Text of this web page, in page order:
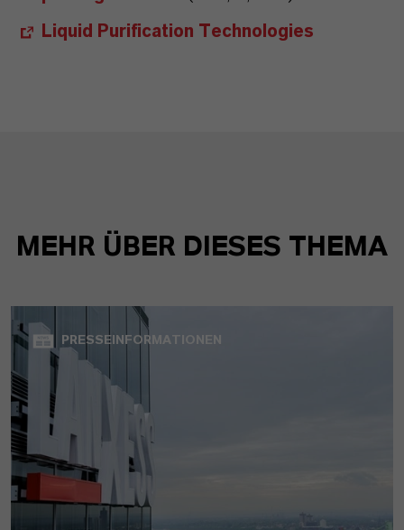
Liquid Purification Technologies
MEHR ÜBER DIESES THEMA
PRESSEINFORMATIONEN